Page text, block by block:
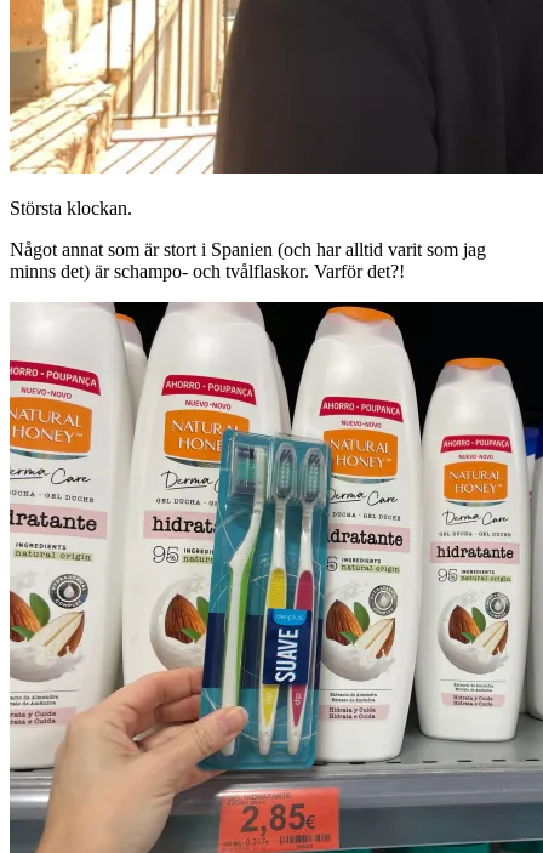
Största klockan.
Något annat som är stort i Spanien (och har alltid varit som jag
minns det) är schampo- och tvålflaskor. Varför det?!